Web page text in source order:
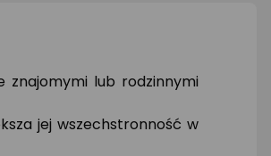
znajomymi lub rodzinnymi
jej wszechstronność w